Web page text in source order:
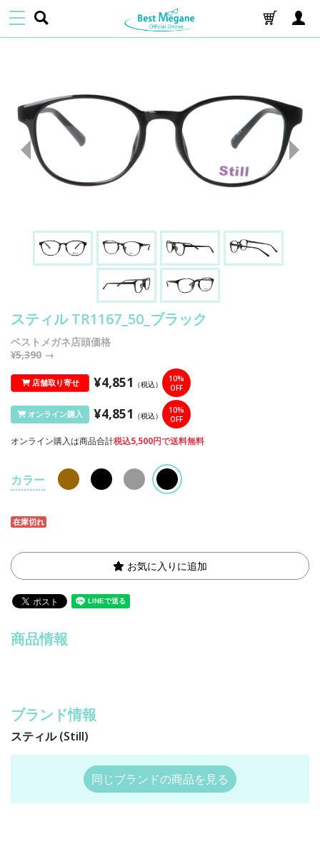
スティル TR1167_50_ブラック
ベストメガネ店頭価格
¥5,390 →
店舗取り寄せ ¥4,851 （税込）
10%
OFF
オンライン購入 ¥4,851 （税込）
10%
OFF
オンライン購入は商品合計税込5,500円で送料無料
カラー
在庫切れ
お気に入りに追加
商品情報
ブランド情報
スティル (Still)
同じブランドの商品を見る